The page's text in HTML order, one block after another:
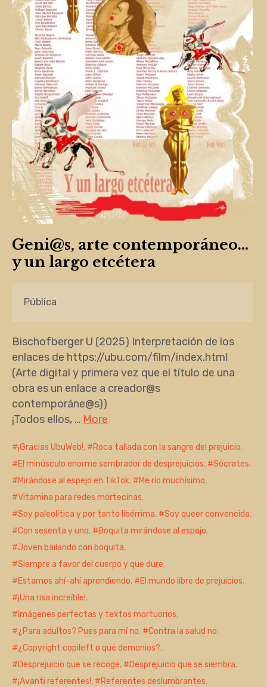
Geni@s, arte contemporáneo…
y un largo etcétera
Pública
Bischofberger U (2025) Interpretación de los
enlaces de https://ubu.com/film/index.html
(Arte digital y primera vez que el título de una
obra es un enlace a creador@s
contemporáne@s))
¡Todos ellos, … More
¡Gracias UbuWeb!, Roca tallada con la sangre del prejuicio,
El minúsculo enorme sembrador de desprejuicios, Sócrates,
Mirándose al espejo en TikTok, Me río muchísimo,
Vitamina para redes mortecinas,
Soy paleolítica y por tanto libérrima, Soy queer convencida,
Con sesenta y uno, Boquita mirándose al espejo,
Joven bailando con boquita,
Siempre a favor del cuerpo y que dure,
Estamos ahí-ahí aprendiendo, El mundo libre de prejuicios,
¡Una risa increíble!,
Imágenes perfectas y textos mortuorios,
¿Para adultos? Pues para mí no, Contra la salud no,
¿Copyright copileft o qué demonios?,
Desprejuicio que se recoge, Desprejuicio que se siembra,
¡Avanti referentes!, Referentes deslumbrantes,